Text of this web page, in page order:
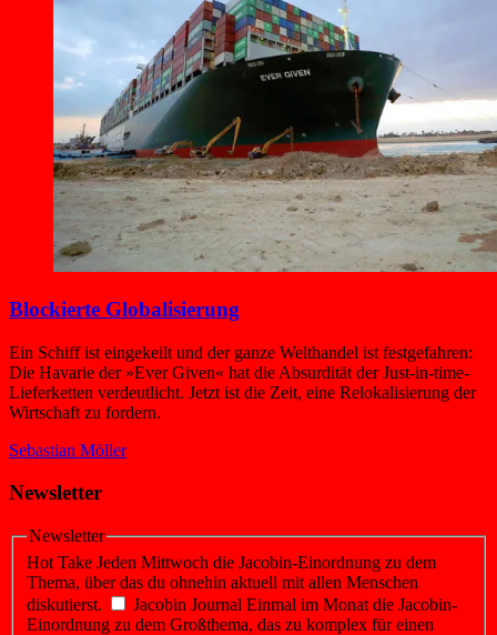
Blockierte Globalisierung
Ein Schiff ist eingekeilt und der ganze Welthandel ist festgefahren:
Die Havarie der »Ever Given« hat die Absurdität der Just-in-time-
Lieferketten verdeutlicht. Jetzt ist die Zeit, eine Relokalisierung der
Wirtschaft zu fordern.
Sebastian Möller
Newsletter
Newsletter
Hot Take Jeden Mittwoch die Jacobin-Einordnung zu dem
Thema, über das du ohnehin aktuell mit allen Menschen
diskutierst.
Jacobin Journal Einmal im Monat die Jacobin-
Einordnung zu dem Großthema, das zu komplex für einen